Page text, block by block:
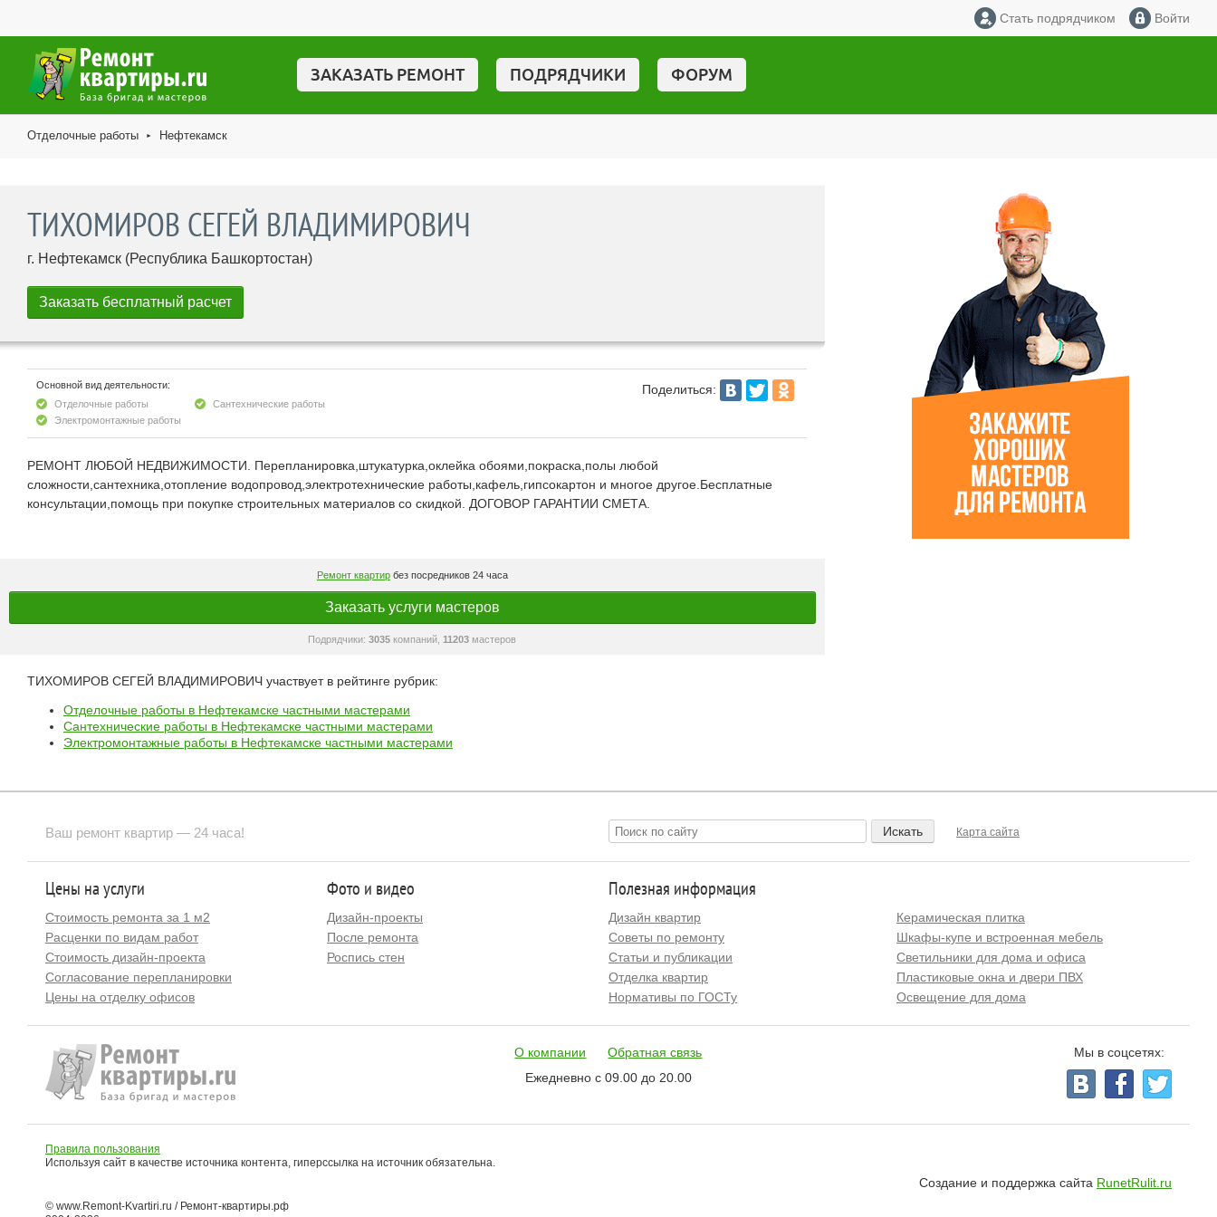
Стать подрядчиком Войти
ЗАКАЗАТЬ РЕМОНТ ПОДРЯДЧИКИ ФОРУМ
Отделочные работы ► Нефтекамск
ТИХОМИРОВ СЕГЕЙ ВЛАДИМИРОВИЧ
г. Нефтекамск (Республика Башкортостан)
Основной вид деятельности:
Отделочные работы
Сантехнические работы
Электромонтажные работы
Поделиться:
РЕМОНТ ЛЮБОЙ НЕДВИЖИМОСТИ. Перепланировка,штукатурка,оклейка обоями,покраска,полы любой
сложности,сантехника,отопление водопровод,электротехнические работы,кафель,гипсокартон и многое другое.Бесплатные
консультации,помощь при покупке строительных материалов со скидкой. ДОГОВОР ГАРАНТИИ СМЕТА.
Ремонт квартирбез посредников 24 часа
Заказать услуги мастеров
Подрядчики:3035 компаний, 11203 мастеров
ТИХОМИРОВ СЕГЕЙ ВЛАДИМИРОВИЧ участвует в рейтинге рубрик:
Отделочные работы в Нефтекамске частными мастерами
Сантехнические работы в Нефтекамске частными мастерами
Электромонтажные работы в Нефтекамске частными мастерами
Ваш ремонт квартир — 24 часа! Карта сайта
Цены на услуги
Стоимость ремонта за 1 м2
Расценки по видам работ
Стоимость дизайн-проекта
Согласование перепланировки
Цены на отделку офисов
Фото и видео
Дизайн-проекты
После ремонта
Роспись стен
Полезная информация
Дизайн квартир
Советы по ремонту
Статьи и публикации
Отделка квартир
Нормативы по ГОСТу
Керамическая плитка
Шкафы-купе и встроенная мебель
Светильники для дома и офиса
Пластиковые окна и двери ПВХ
Освещение для дома
О компании
Обратная связь
Ежедневно с 09.00 до 20.00
Мы в соцсетях:
Правила пользования
Используя сайт в качестве источника контента, гиперссылка на источник обязательна.
Создание и поддержка сайта RunetRulit.ru
© www.Remont-Kvartiri.ru / Ремонт-квартиры.рф